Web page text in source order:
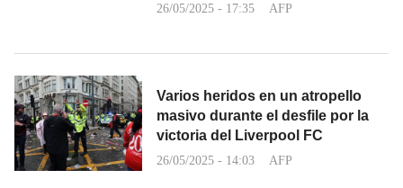
26/05/2025 - 17:35 AFP
Varios heridos en un atropello
masivo durante el desfile por la
victoria del Liverpool FC
26/05/2025 - 14:03 AFP